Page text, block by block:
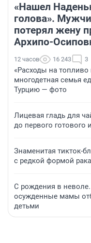
«Нашел
голова».
потерял жену
Архипо-
12 часов 16 243 3
«Расходы на
многодетная семья
Турцию — фото
Лицевая гладь для
до первого готового
Знаменитая тикток-
с редкой формой
С рождения в
осужденные мамы
детьми